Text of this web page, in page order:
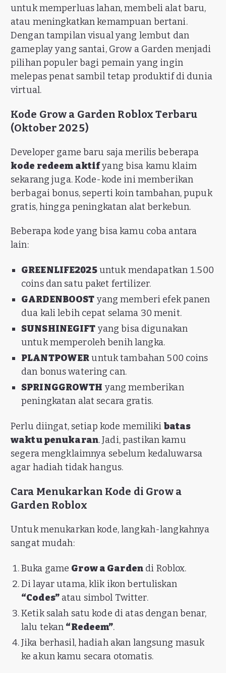
untuk memperluas lahan, membeli alat baru,
atau meningkatkan kemampuan bertani.
Dengan tampilan visual yang lembut dan
gameplay yang santai, Grow a Garden menjadi
pilihan populer bagi pemain yang ingin
melepas penat sambil tetap produktif di dunia
virtual.
Kode Grow a Garden Roblox Terbaru
(Oktober 2025)
Developer game baru saja merilis beberapa
kode redeem aktifyang bisa kamu klaim
sekarang juga. Kode-kode ini memberikan
berbagai bonus, seperti koin tambahan, pupuk
gratis, hingga peningkatan alat berkebun.
Beberapa kode yang bisa kamu coba antara
lain:
GREENLIFE2025untuk mendapatkan 1.500
coins dan satu paket fertilizer.
GARDENBOOST yang memberi efek panen
dua kali lebih cepat selama 30 menit.
SUNSHINEGIFT yang bisa digunakan
untuk memperoleh benih langka.
PLANTPOWERuntuk tambahan 500 coins
dan bonus watering can.
SPRINGGROWTH yang memberikan
peningkatan alat secara gratis.
Perlu diingat, setiap kode memiliki batas
waktu penukaran. Jadi, pastikan kamu
segera mengklaimnya sebelum kedaluwarsa
agar hadiah tidak hangus.
Cara Menukarkan Kode di Grow a
Garden Roblox
Untuk menukarkan kode, langkah-langkahnya
sangat mudah:
Buka game Grow a Garden di Roblox.
Di layar utama, klik ikon bertuliskan
“Codes”atau simbol Twitter.
Ketik salah satu kode di atas dengan benar,
lalu tekan “Redeem”.
Jika berhasil, hadiah akan langsung masuk
ke akun kamu secara otomatis.